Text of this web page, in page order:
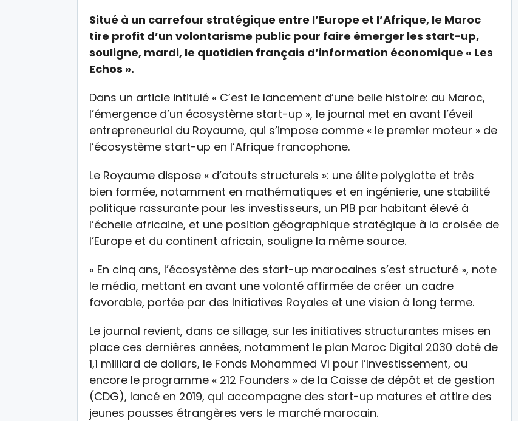
Situé à un carrefour stratégique entre l’Europe et l’Afrique, le Maroc
tire profit d’un volontarisme public pour faire émerger les start-up,
souligne, mardi, le quotidien français d’information économique « Les
Echos ».
Dans un article intitulé « C’est le lancement d’une belle histoire: au Maroc,
l’émergence d’un écosystème start-up », le journal met en avant l’éveil
entrepreneurial du Royaume, qui s’impose comme « le premier moteur » de
l’écosystème start-up en l’Afrique francophone.
Le Royaume dispose « d’atouts structurels »: une élite polyglotte et très
bien formée, notamment en mathématiques et en ingénierie, une stabilité
politique rassurante pour les investisseurs, un PIB par habitant élevé à
l’échelle africaine, et une position géographique stratégique à la croisée de
l’Europe et du continent africain, souligne la même source.
« En cinq ans, l’écosystème des start-up marocaines s’est structuré », note
le média, mettant en avant une volonté affirmée de créer un cadre
favorable, portée par des Initiatives Royales et une vision à long terme.
Le journal revient, dans ce sillage, sur les initiatives structurantes mises en
place ces dernières années, notamment le plan Maroc Digital 2030 doté de
1,1 milliard de dollars, le Fonds Mohammed VI pour l’Investissement, ou
encore le programme « 212 Founders » de la Caisse de dépôt et de gestion
(CDG), lancé en 2019, qui accompagne des start-up matures et attire des
jeunes pousses étrangères vers le marché marocain.